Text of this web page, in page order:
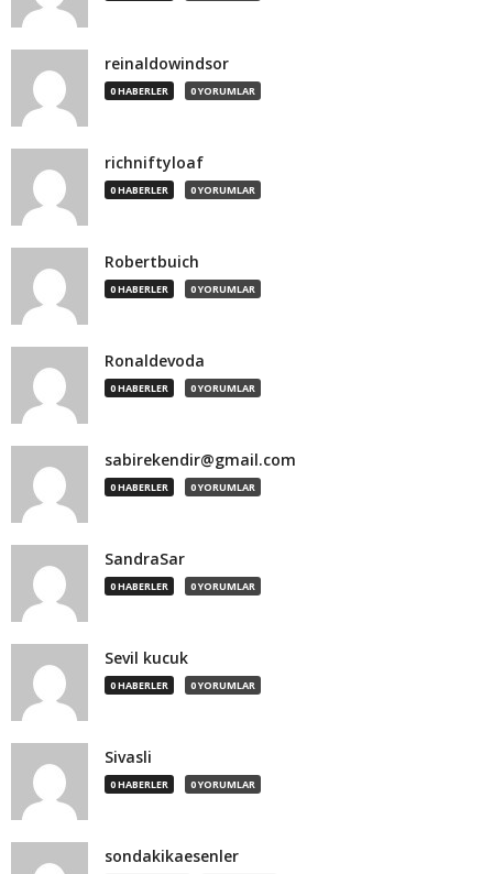
reinaldowindsor
0 HABERLER 0 YORUMLAR
richniftyloaf
0 HABERLER 0 YORUMLAR
Robertbuich
0 HABERLER 0 YORUMLAR
Ronaldevoda
0 HABERLER 0 YORUMLAR
sabirekendir@gmail.com
0 HABERLER 0 YORUMLAR
SandraSar
0 HABERLER 0 YORUMLAR
Sevil kucuk
0 HABERLER 0 YORUMLAR
Sivasli
0 HABERLER 0 YORUMLAR
sondakikaesenler